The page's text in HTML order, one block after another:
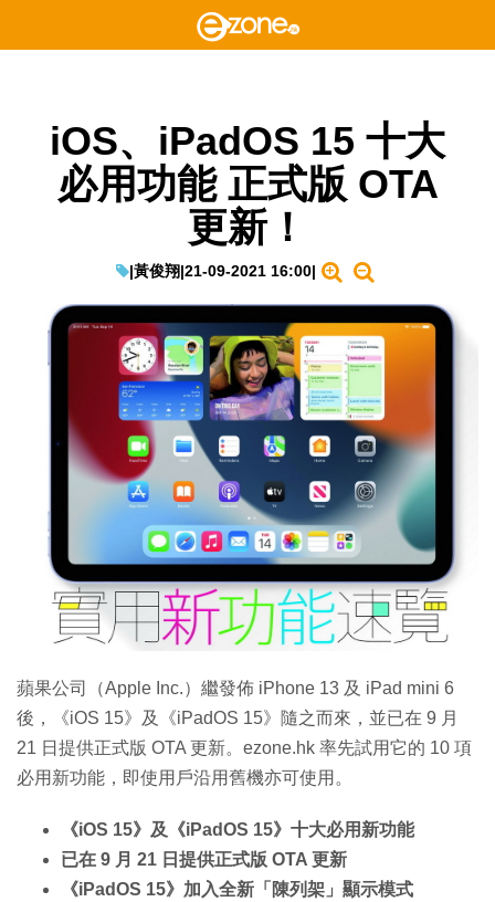
iOS、iPadOS 15 十大
必用功能 正式版 OTA
更新！
|黃俊翔|21-09-2021 16:00|
蘋果公司（Apple Inc.）繼發佈 iPhone 13 及 iPad mini 6
後，《iOS 15》及《iPadOS 15》隨之而來，並已在 9 月
21 日提供正式版 OTA 更新。ezone.hk 率先試用它的 10 項
必用新功能，即使用戶沿用舊機亦可使用。
《iOS 15》及《iPadOS 15》十大必用新功能
已在 9 月 21 日提供正式版 OTA 更新
《iPadOS 15》加入全新「陳列架」顯示模式